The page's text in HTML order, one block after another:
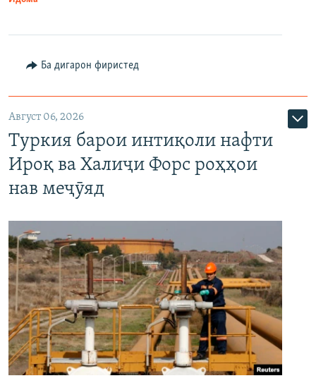
Ба дигарон фиристед
Август 06, 2026
Туркия барои интиқоли нафти
Ироқ ва Халиҷи Форс роҳҳои
нав меҷӯяд